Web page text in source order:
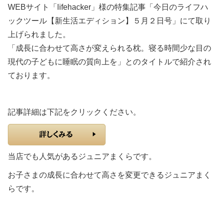
WEBサイト「lifehacker」様の特集記事「今日のライフハ
ックツール【新生活エディション】５月２日号」にて取り
上げられました。
「成長に合わせて高さが変えられる枕。寝る時間少な目の
現代の子どもに睡眠の質向上を」とのタイトルで紹介され
ております。
記事詳細は下記をクリックください。
当店でも人気があるジュニアまくらです。
お子さまの成長に合わせて高さを変更できるジュニアまく
らです。